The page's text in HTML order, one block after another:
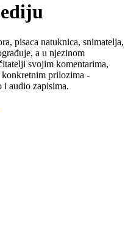
pisaca natuknica, snimatelja,
a u njezinom
svojim komentarima,
prilozima -
i audio zapisima.